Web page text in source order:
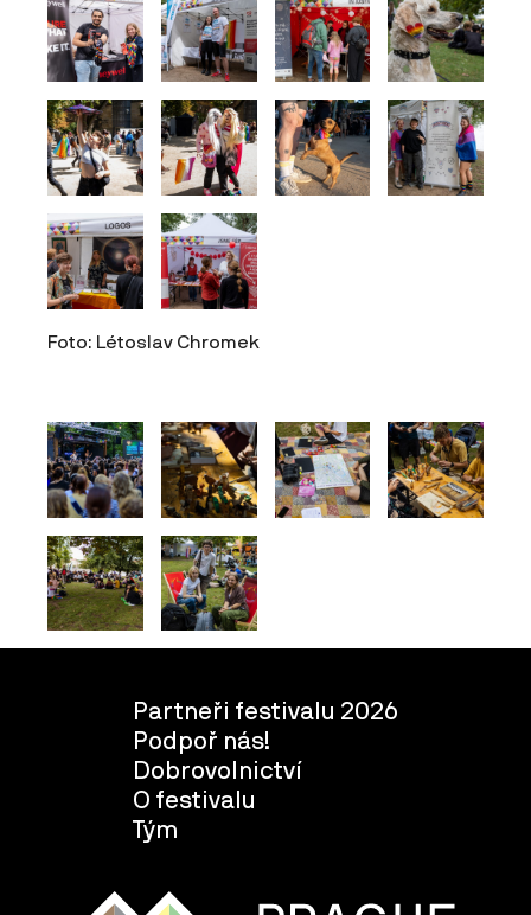
Foto: Létoslav Chromek
Partneři festivalu 2026
Podpoř nás!
Dobrovolnictví
O festivalu
Tým